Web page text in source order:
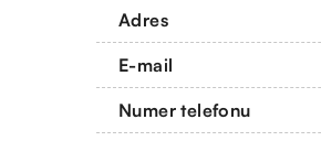
Adres
E-mail
Numer telefonu